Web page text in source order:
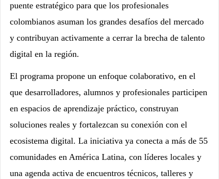
puente estratégico para que los profesionales
colombianos asuman los grandes desafíos del mercado
y contribuyan activamente a cerrar la brecha de talento
digital en la región.
El programa propone un enfoque colaborativo, en el
que desarrolladores, alumnos y profesionales participen
en espacios de aprendizaje práctico, construyan
soluciones reales y fortalezcan su conexión con el
ecosistema digital. La iniciativa ya conecta a más de 55
comunidades en América Latina, con líderes locales y
una agenda activa de encuentros técnicos, talleres y